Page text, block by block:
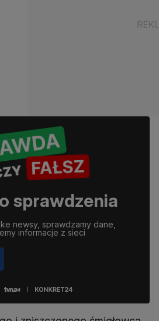
sprawdzenia
newsy, sprawdzamy dane,
informacje z sieci